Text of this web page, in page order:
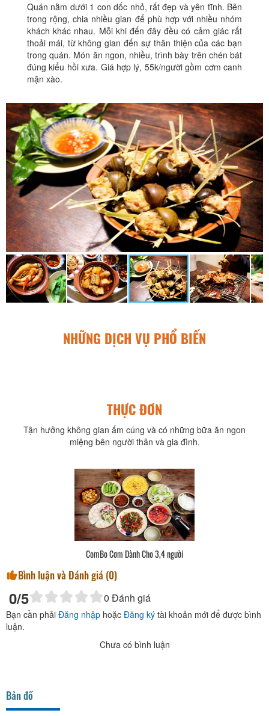
Quán nằm dưới 1 con dốc nhỏ, rất đẹp và yên tĩnh. Bên
trong rộng, chia nhiều gian để phù hợp với nhiều nhóm
khách khác nhau. Mỗi khi đến đây đều có cảm giác rất
thoải mái, từ không gian đến sự thân thiện của các bạn
trong quán. Món ăn ngon, nhiều, trình bày trên chén bát
đúng kiểu hồi xưa. Giá hợp lý, 55k/người gồm cơm canh
mặn xào.
NHỮNG DỊCH VỤ PHỔ BIẾN
THỰC ĐƠN
Tận hưởng không gian ấm cúng và có những bữa ăn ngon
miệng bên người thân và gia đình.
ComBo Cơm Dành Cho 3,4 người
Bình luận và Đánh giá (0)
0/5 0 Đánh giá
Bạn cần phải Đăng nhập hoặc Đăng ký tài khoản mới để được bình
luận.
Chưa có bình luận
Bản đồ